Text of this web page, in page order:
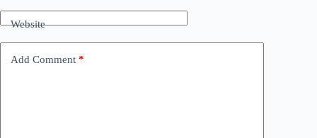
Website
Add Comment *